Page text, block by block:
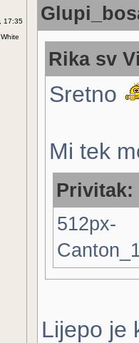
17:35
Rika sv
Sretno
Mi tek
Privitak:
512px-
Lijepo je